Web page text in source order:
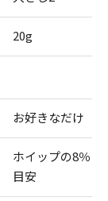
20g
お好きなだけ
ホイップの8％
目安